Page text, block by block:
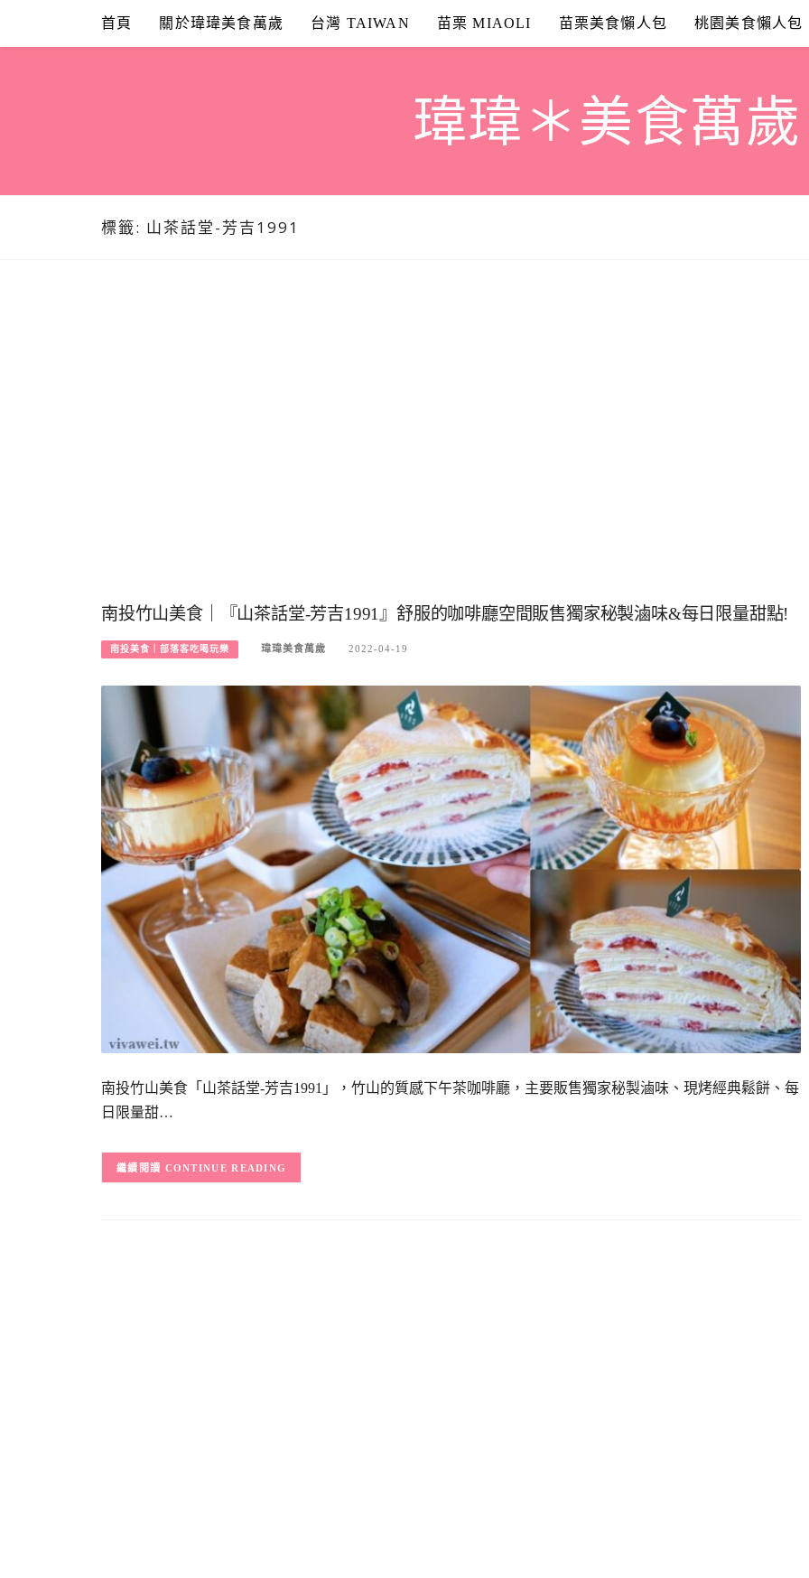
content
首頁 關於瑋瑋美食萬歲 台灣 TAIWAN 苗栗 MIAOLI 苗栗美食懶人包 桃園美食懶人包
瑋瑋＊美食萬歲
標籤: 山茶話堂-芳吉1991
南投竹山美食｜『山茶話堂-芳吉1991』舒服的咖啡廳空間販售獨家秘製滷味&每日限量甜點!
南投美食｜部落客吃喝玩樂 瑋瑋美食萬歲 2022-04-19
南投竹山美食「山茶話堂-芳吉1991」，竹山的質感下午茶咖啡廳，主要販售獨家秘製滷味、現烤經典鬆餅、每
日限量甜…
CONTINUE READING